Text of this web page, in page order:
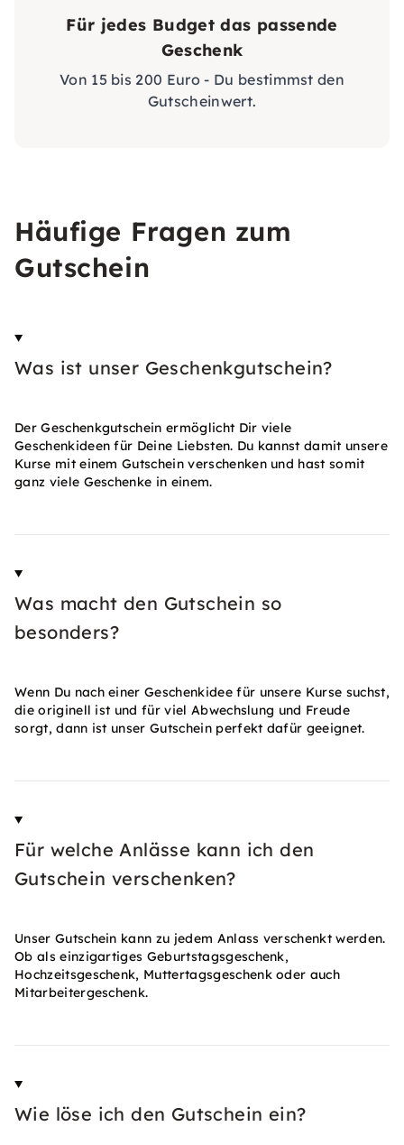
Für jedes Budget das passende
Geschenk
Von 15 bis 200 Euro - Du bestimmst den
Gutscheinwert.
Häufige Fragen zum
Gutschein
Was ist unser Geschenkgutschein?
Der Geschenkgutschein ermöglicht Dir viele
Geschenkideen für Deine Liebsten. Du kannst damit unsere
Kurse mit einem Gutschein verschenken und hast somit
ganz viele Geschenke in einem.
Was macht den Gutschein so
besonders?
Wenn Du nach einer Geschenkidee für unsere Kurse suchst,
die originell ist und für viel Abwechslung und Freude
sorgt, dann ist unser Gutschein perfekt dafür geeignet.
Für welche Anlässe kann ich den
Gutschein verschenken?
Unser Gutschein kann zu jedem Anlass verschenkt werden.
Ob als einzigartiges Geburtstagsgeschenk,
Hochzeitsgeschenk, Muttertagsgeschenk oder auch
Mitarbeitergeschenk.
Wie löse ich den Gutschein ein?